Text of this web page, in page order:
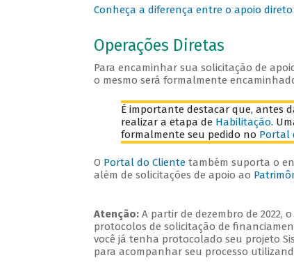
Conheça a diferença entre o apoio
Operações Diretas
Para encaminhar sua solicitação de
o mesmo será formalmente
É importante destacar que, antes
realizar a etapa de Habilitação.
formalmente seu pedido no Portal
O Portal do Clientetambém suporta o
além de solicitações de apoio ao
Atenção:A partir de dezembro de 2022,
protocolos de solicitação de
você já tenha protocolado seu projeto
para acompanhar seu processo